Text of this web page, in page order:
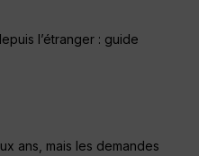
l’étranger : guide
ans, mais les demandes